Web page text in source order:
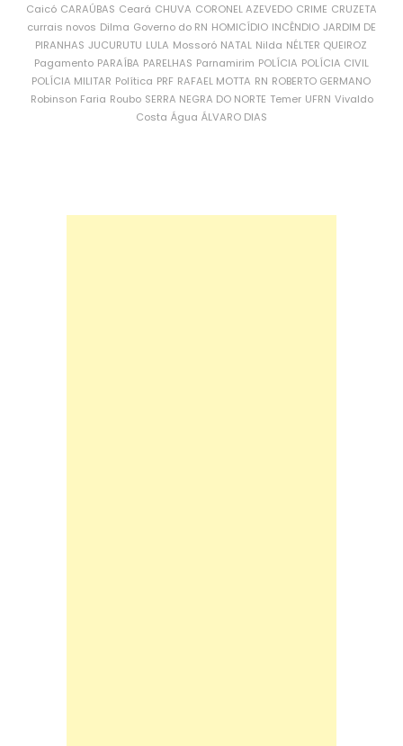
Caicó CARAÚBAS Ceará CHUVA CORONEL AZEVEDO CRIME CRUZETA
currais novos Dilma Governo do RN HOMICÍDIO INCÊNDIO JARDIM DE
PIRANHAS JUCURUTU LULA Mossoró NATAL Nilda NÉLTER QUEIROZ
Pagamento PARAÍBA PARELHAS Parnamirim POLÍCIA POLÍCIA CIVIL
POLÍCIA MILITAR Política PRF RAFAEL MOTTA RN ROBERTO GERMANO
Robinson Faria Roubo SERRA NEGRA DO NORTE Temer UFRN Vivaldo
Costa Água ÁLVARO DIAS